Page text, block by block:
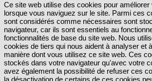
Ce site web utilise des cookies pour
lorsque vous naviguez sur le site. Parmi ces
sont considérés comme nécessaires sont
navigateur, car ils sont essentiels au
fonctionnalités de base du site web. Nous
cookies de tiers qui nous aident à analyser et
manière dont vous utilisez ce site web. Ces
stockés dans votre navigateur qu'avec votre
avez également la possibilité de refuser ces